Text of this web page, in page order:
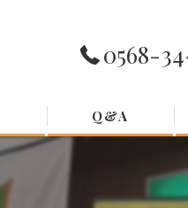
0568-
Q&A